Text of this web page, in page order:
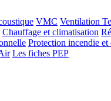
VMC Ventilation
Chauffage et climatisation
Protection incendie et
Les fiches PEP